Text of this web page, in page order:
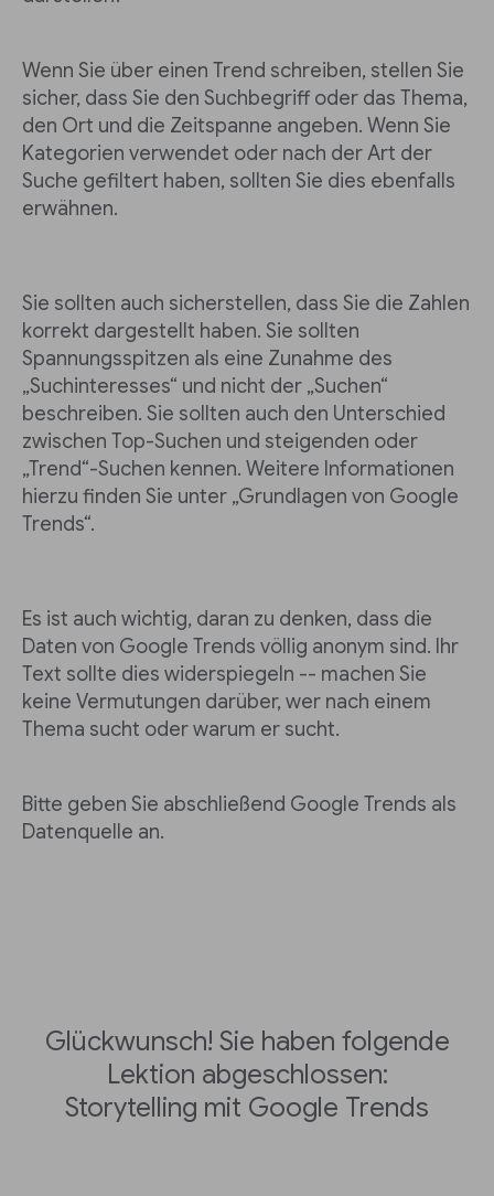
Wenn Sie über einen Trend schreiben, stellen Sie
sicher, dass Sie den Suchbegriff oder das Thema,
den Ort und die Zeitspanne angeben. Wenn Sie
Kategorien verwendet oder nach der Art der
Suche gefiltert haben, sollten Sie dies ebenfalls
erwähnen.
Sie sollten auch sicherstellen, dass Sie die Zahlen
korrekt dargestellt haben. Sie sollten
Spannungsspitzen als eine Zunahme des
„Suchinteresses“ und nicht der „Suchen“
beschreiben. Sie sollten auch den Unterschied
zwischen Top-Suchen und steigenden oder
„Trend“-Suchen kennen. Weitere Informationen
hierzu finden Sie unter „Grundlagen von Google
Trends“.
Es ist auch wichtig, daran zu denken, dass die
Daten von Google Trends völlig anonym sind. Ihr
Text sollte dies widerspiegeln -- machen Sie
keine Vermutungen darüber, wer nach einem
Thema sucht oder warum er sucht.
Bitte geben Sie abschließend Google Trends als
Datenquelle an.
Glückwunsch! Sie haben folgende
Lektion abgeschlossen:
Storytelling mit Google Trends